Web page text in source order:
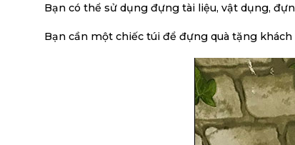
Bạn có thể sử dụng đựng tài liệu, vật dụng,
Bạn cần một chiếc túi để đựng quà tặng